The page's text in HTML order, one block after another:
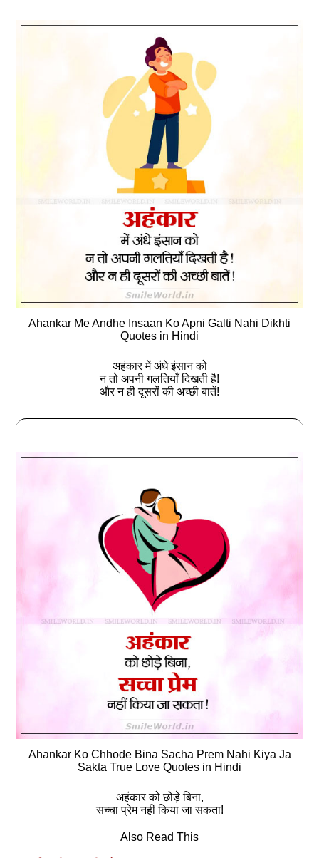
Ahankar Me Andhe Insaan Ko Apni Galti Nahi Dikhti
Quotes in Hindi
अहंकार में अंधे इंसान को
न तो अपनी गलतियाँ दिखती है!
और न ही दूसरों की अच्‍छी बातें!
Ahankar Ko Chhode Bina Sacha Prem Nahi Kiya Ja
Sakta True Love Quotes in Hindi
अहंकार को छोड़े बिना,
सच्‍चा प्रेम नहीं किया जा सकता!
Also Read This